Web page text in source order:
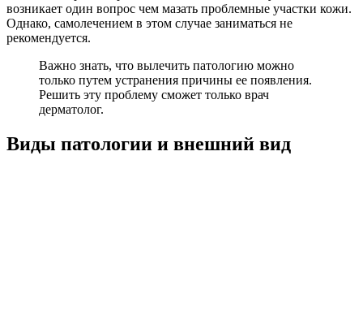
возникает один вопрос чем мазать проблемные участки кожи.
Однако, самолечением в этом случае заниматься не
рекомендуется.
Важно знать, что вылечить патологию можно
только путем устранения причины ее появления.
Решить эту проблему сможет только врач
дерматолог.
Виды патологии и внешний вид